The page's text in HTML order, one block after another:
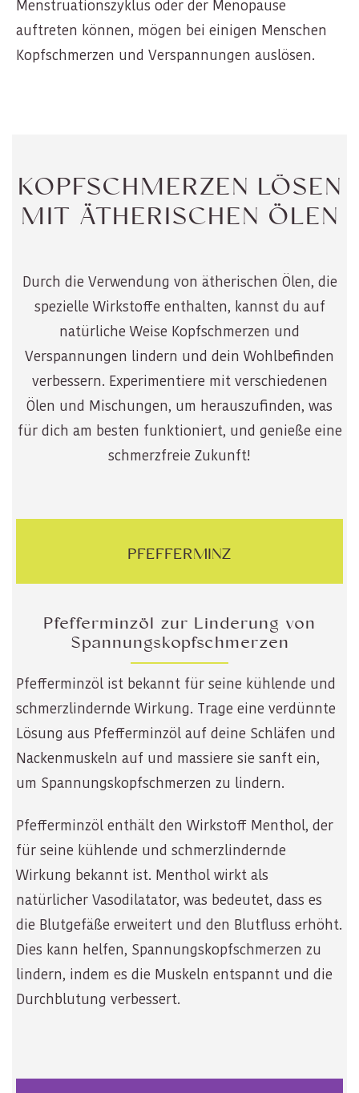
Menstruationszyklus oder der Menopause
auftreten können, mögen bei einigen Menschen
Kopfschmerzen und Verspannungen auslösen.
KOPFSCHMERZEN LÖSEN
MIT ÄTHERISCHEN ÖLEN
Durch die Verwendung von ätherischen Ölen, die
spezielle Wirkstoffe enthalten, kannst du auf
natürliche Weise Kopfschmerzen und
Verspannungen lindern und dein Wohlbefinden
verbessern. Experimentiere mit verschiedenen
Ölen und Mischungen, um herauszufinden, was
für dich am besten funktioniert, und genieße eine
schmerzfreie Zukunft!
PFEFFERMINZ
Pfefferminzöl zur Linderung von
Spannungskopfschmerzen
Pfefferminzöl ist bekannt für seine kühlende und
schmerzlindernde Wirkung. Trage eine verdünnte
Lösung aus Pfefferminzöl auf deine Schläfen und
Nackenmuskeln auf und massiere sie sanft ein,
um Spannungskopfschmerzen zu lindern.
Pfefferminzöl enthält den Wirkstoff Menthol, der
für seine kühlende und schmerzlindernde
Wirkung bekannt ist. Menthol wirkt als
natürlicher Vasodilatator, was bedeutet, dass es
die Blutgefäße erweitert und den Blutfluss erhöht.
Dies kann helfen, Spannungskopfschmerzen zu
lindern, indem es die Muskeln entspannt und die
Durchblutung verbessert.